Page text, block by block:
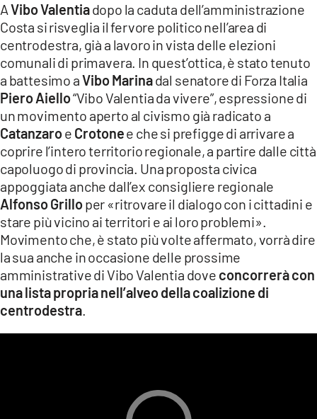
Network
LACPLAY.IT
LACTV.IT
LACONAIR.IT
LACITYMAG.IT
ILREGGINO.IT
COSENZACHANNEL.IT
ILVIBONESE.IT
CATANZAROCHANNEL.IT
LACAPITALENEWS.IT
AVibo Valentiadopo la caduta dell’amministrazione
Costa si risveglia il fervore politico nell’area di
centrodestra, già a lavoro in vista delle elezioni
comunali di primavera. In quest’ottica, è stato tenuto
a battesimo aVibo Marinadal senatore di Forza Italia
Piero Aiello“Vibo Valentia da vivere”, espressione di
un movimento aperto al civismo già radicato a
Catanzaroe Crotonee che si prefigge di arrivare a
coprire l’intero territorio regionale, a partire dalle città
capoluogo di provincia. Una proposta civica
appoggiata anche dall’ex consigliere regionale
Alfonso Grilloper «ritrovare il dialogo con i cittadini e
stare più vicino ai territori e ai loro problemi».
Movimento che, è stato più volte affermato, vorrà dire
la sua anche in occasione delle prossime
amministrative di Vibo Valentia dove concorrerà con
una lista propria nell’alveo della coalizione di
centrodestra.